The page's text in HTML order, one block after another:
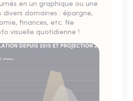
en un graphique ou une
divers domaines : épargne,
finances, etc. Ne
visuelle quotidienne !